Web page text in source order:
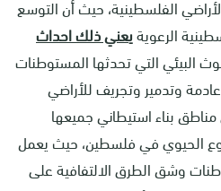
الفلسطينية، حيث أن التوسع
الرعويةيعني ذلك احداث
البيئي التي تحدثها المستوطنات
عادمة وتدمير وتجريف للأراضي
مناطق بناء استيطاني جميعها
الحيوي في فلسطين، حيث يعمل
وشق الطرق الالتفافية على